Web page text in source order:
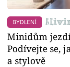
BYDLENÍ
Minidům
Podívejte se,
a stylově